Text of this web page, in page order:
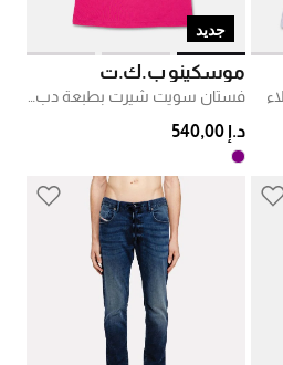
جديد
موسكينو ب.ك.ت
د.إ 540,00